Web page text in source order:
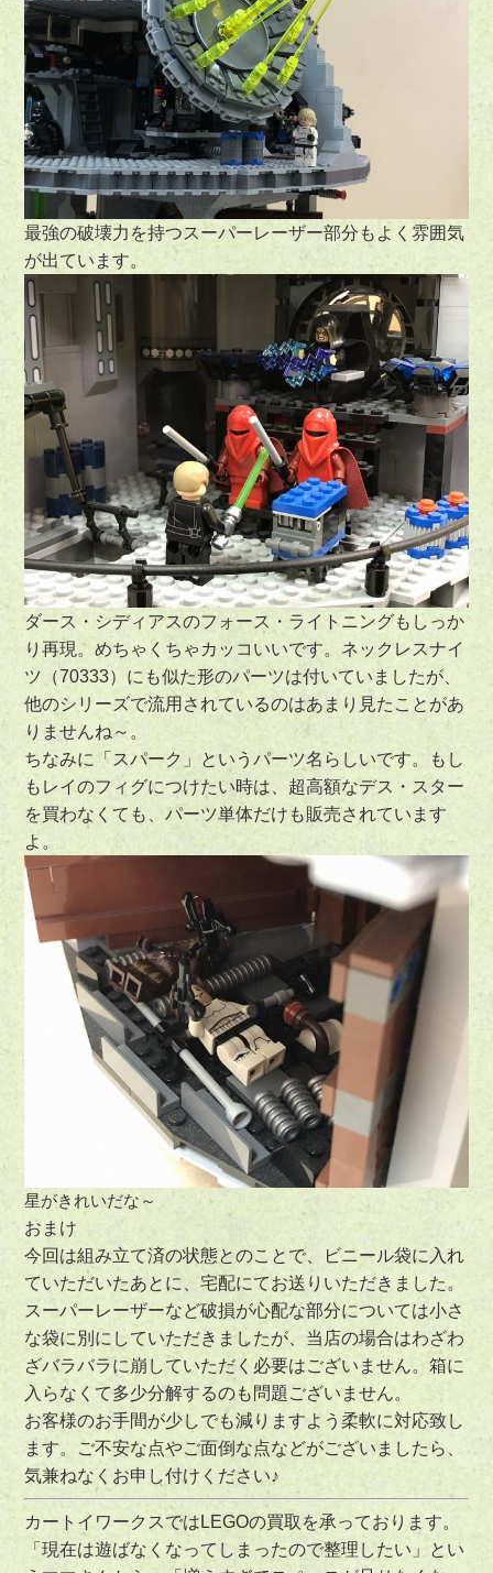
最強の破壊力を持つスーパーレーザー部分もよく雰囲気
が出ています。
ダース・シディアスのフォース・ライトニングもしっか
り再現。めちゃくちゃカッコいいです。ネックレスナイ
ツ（70333）にも似た形のパーツは付いていましたが、
他のシリーズで流用されているのはあまり見たことがあ
りませんね～。
ちなみに「スパーク」というパーツ名らしいです。もし
もレイのフィグにつけたい時は、超高額なデス・スター
を買わなくても、パーツ単体だけも販売されています
よ。
星がきれいだな～
おまけ
今回は組み立て済の状態とのことで、ビニール袋に入れ
ていただいたあとに、宅配にてお送りいただきました。
スーパーレーザーなど破損が心配な部分については小さ
な袋に別にしていただきましたが、当店の場合はわざわ
ざバラバラに崩していただく必要はございません。箱に
入らなくて多少分解するのも問題ございません。
お客様のお手間が少しでも減りますよう柔軟に対応致し
ます。ご不安な点やご面倒な点などがございましたら、
気兼ねなくお申し付けください♪
カートイワークスではLEGOの買取を承っております。
「現在は遊ばなくなってしまったので整理したい」とい